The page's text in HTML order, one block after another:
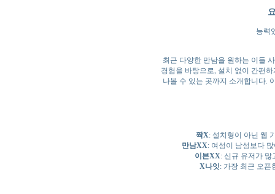
능력
최근 다양한 만남을 원하는 이들
경험을 바탕으로, 설치 없이 간편
나볼 수 있는 곳까지 소개합니다.
짝X: 설치형이 아닌 웹
만남XX: 여성이 남성보다
이븐XX: 신규 유저가
X나잇: 가장 최근 오픈